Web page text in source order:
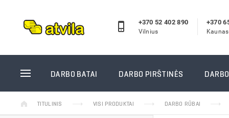
+370 52 402 890
Vilnius
+370
Kaunas
DARBO BATAI DARBO PIRŠTINĖS
DARBO BATAI
Guminiai batai
DARBO
TITULINIS VISI PRODUKTAI DARBO RŪBAI